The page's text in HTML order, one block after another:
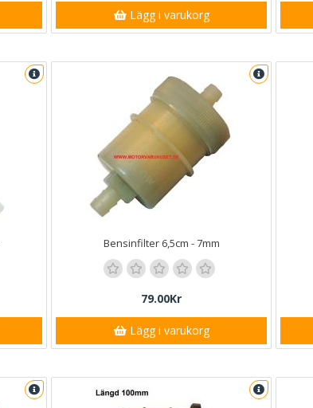
Lägg i varukorg
Bensinfilter 6,5cm - 7mm
79.00Kr
Lägg i varukorg